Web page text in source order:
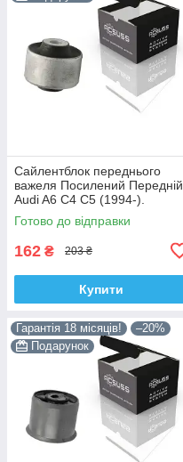
Сайлентблок переднього
важеля Посилений Передній
Audi A6 C4 C5 (1994-).
Верхній. Корея ACSUSS!
35379 , JBU138 , TD1062W
Готово до відправки
162 ₴ 203 ₴
Купити
Гарантія 18 місяців!
–20%
Подарунок